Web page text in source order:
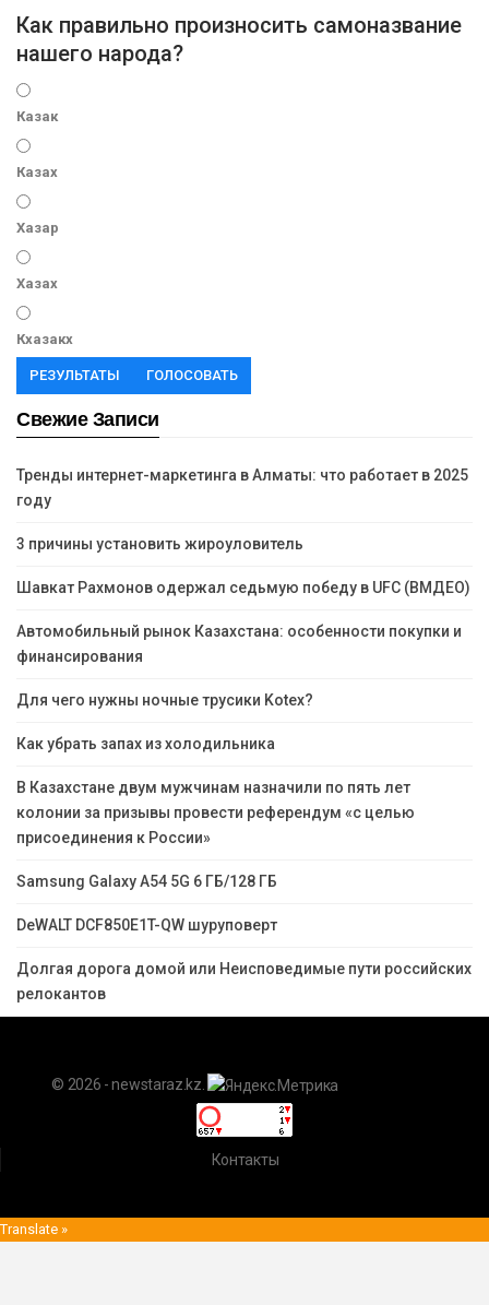
Как правильно произносить самоназвание
нашего народа?
Казак
Казах
Хазар
Хазах
Кхазакх
РЕЗУЛЬТАТЫ ГОЛОСОВАТЬ
Свежие Записи
Тренды интернет-маркетинга в Алматы: что работает в 2025
году
3 причины установить жироуловитель
Шавкат Рахмонов одержал седьмую победу в UFC (ВМДЕО)
Автомобильный рынок Казахстана: особенности покупки и
финансирования
Для чего нужны ночные трусики Kotex?
Как убрать запах из холодильника
В Казахстане двум мужчинам назначили по пять лет
колонии за призывы провести референдум «с целью
присоединения к России»
Samsung Galaxy A54 5G 6 ГБ/128 ГБ
DeWALT DCF850E1T-QW шуруповерт
Долгая дорога домой или Неисповедимые пути российских
релокантов
© 2026 - newstaraz.kz.
Контакты
Translate »